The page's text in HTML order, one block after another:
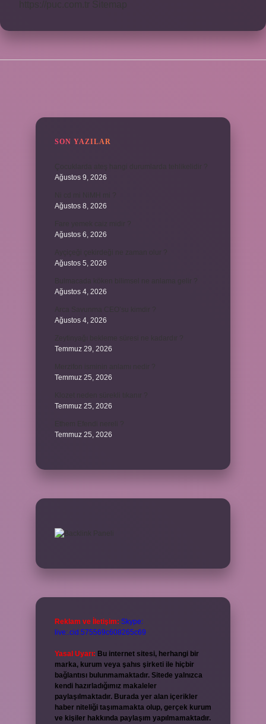
SON YAZILAR
Ağustos 9, 2026
Ağustos 8, 2026
Ağustos 6, 2026
Ağustos 5, 2026
Ağustos 4, 2026
Ağustos 4, 2026
Temmuz 29, 2026
Temmuz 25, 2026
Temmuz 25, 2026
Temmuz 25, 2026
Reklam ve İletişim: Skype:
live:.cid.575569c608265c69
Yasal Uyarı: Bu internet sitesi, herhangi bir
marka, kurum veya şahıs şirketi ile hiçbir
bağlantısı bulunmamaktadır. Sitede yalnızca
kendi hazırladığımız makaleler
paylaşılmaktadır. Burada yer alan içerikler
haber niteliği taşımamakta olup, gerçek kurum
ve kişiler hakkında paylaşım yapılmamaktadır.